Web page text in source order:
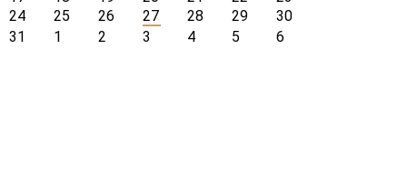
24
25 26 27 28 29
30
31
1 2 3 4 5 6